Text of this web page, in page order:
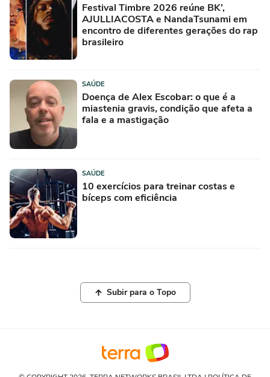
Festival Timbre 2026 reúne BK’,
AJULLIACOSTA e NandaTsunami em
encontro de diferentes gerações do rap
brasileiro
SAÚDE
Doença de Alex Escobar: o que é a
miastenia gravis, condição que afeta a
fala e a mastigação
SAÚDE
10 exercícios para treinar costas e
bíceps com eficiência
Subir para o Topo